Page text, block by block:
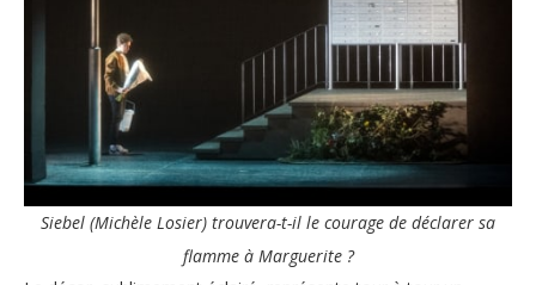
Siebel (Michèle Losier) trouvera-t-il le courage de déclarer sa
flamme à Marguerite ?